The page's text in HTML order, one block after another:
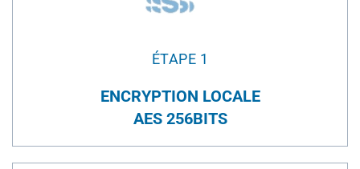
ÉTAPE 1
ENCRYPTION LOCALE
AES 256BITS